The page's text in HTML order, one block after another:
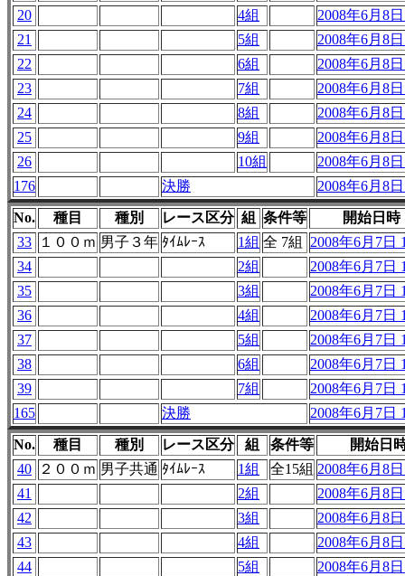
20
4組
2008年6月8
21
5組
2008年6月8
22
6組
2008年6月8
23
7組
2008年6月8
24
8組
2008年6月8
25
9組
2008年6月8
26
10組
2008年6月8
176
決勝 2008年6月8
No. 種目 種別 レース区分 組 条件等
開始日時
33
１００ｍ 男子３年 ﾀｲﾑﾚｰｽ 1組 全 7組
2008年6月7日
34
2組
2008年6月7日
35
3組
2008年6月7日
36
4組
2008年6月7日
37
5組
2008年6月7日
38
6組
2008年6月7日
39
7組
2008年6月7日
165
決勝 2008年6月7日
No. 種目 種別 レース区分 組 条件等
開始日
40
２００ｍ 男子共通 ﾀｲﾑﾚｰｽ 1組 全15組 2008年6月8
41
2組
2008年6月8
42
3組
2008年6月8
43
4組
2008年6月8
44
5組
2008年6月8